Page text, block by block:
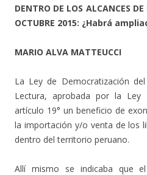
DENTRO DE LOS ALCANCES
OCTUBRE 2015: ¿Habrá
MARIO ALVA MATTEUCCI
La Ley de Democratización
Lectura, aprobada por la Ley
artículo 19° un beneficio de
la importación y/o venta de los
dentro del territorio peruano.
Allí mismo se indicaba que